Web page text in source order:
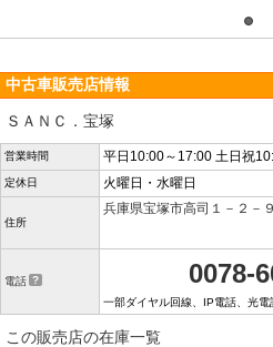
中古車販売店情報
ＳＡＮＣ．宝塚
営業時間 平日10:00～17:00 土日祝
定休日 火曜日・水曜日
住所
兵庫県宝塚市高司１－２－９
電話 0078-
一部ダイヤル回線、IP電話、光電
この販売店の在庫一覧